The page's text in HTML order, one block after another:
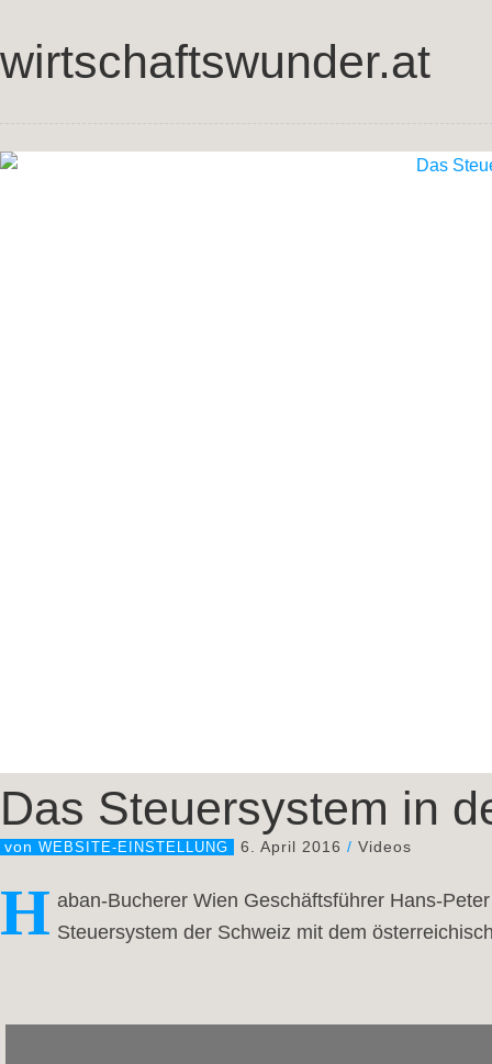
wirtschaftswunder.at
Das Steuersystem in
von WEBSITE-EINSTELLUNG 6. April 2016 / Videos
H aban-Bucherer Wien Geschäftsführer Hans-
Steuersystem der Schweiz mit dem